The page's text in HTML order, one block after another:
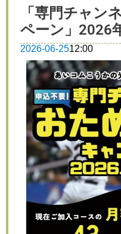
「専門チャン
ペーン」2026
2026-06-2512:00